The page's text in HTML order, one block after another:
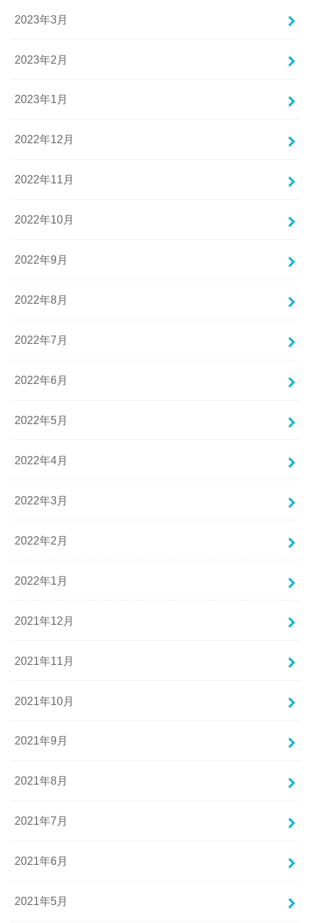
2023年3月
2023年2月
2023年1月
2022年12月
2022年11月
2022年10月
2022年9月
2022年8月
2022年7月
2022年6月
2022年5月
2022年4月
2022年3月
2022年2月
2022年1月
2021年12月
2021年11月
2021年10月
2021年9月
2021年8月
2021年7月
2021年6月
2021年5月